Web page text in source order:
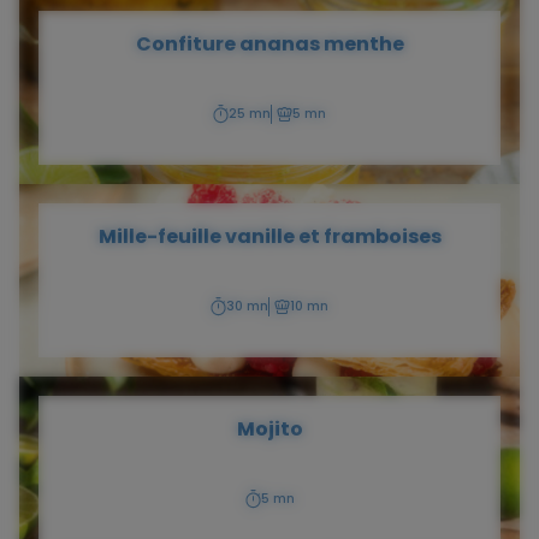
Confiture ananas menthe
Temps
préparation
25 mnTemps
5 mn
Mille-feuille vanille et framboises
Temps
préparation
30 mnTemps
cuisson
10 mn
Mojito
Temps
5 mn